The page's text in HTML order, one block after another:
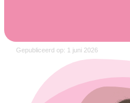
Gepubliceerd op: 1 juni 2026